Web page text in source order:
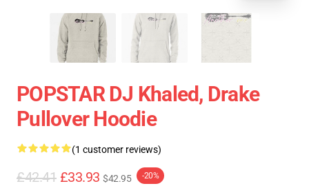
POPSTAR DJ Khaled, Drake
Pullover Hoodie
(1 customer reviews)
£42.41 £33.93 $42.95 -20%